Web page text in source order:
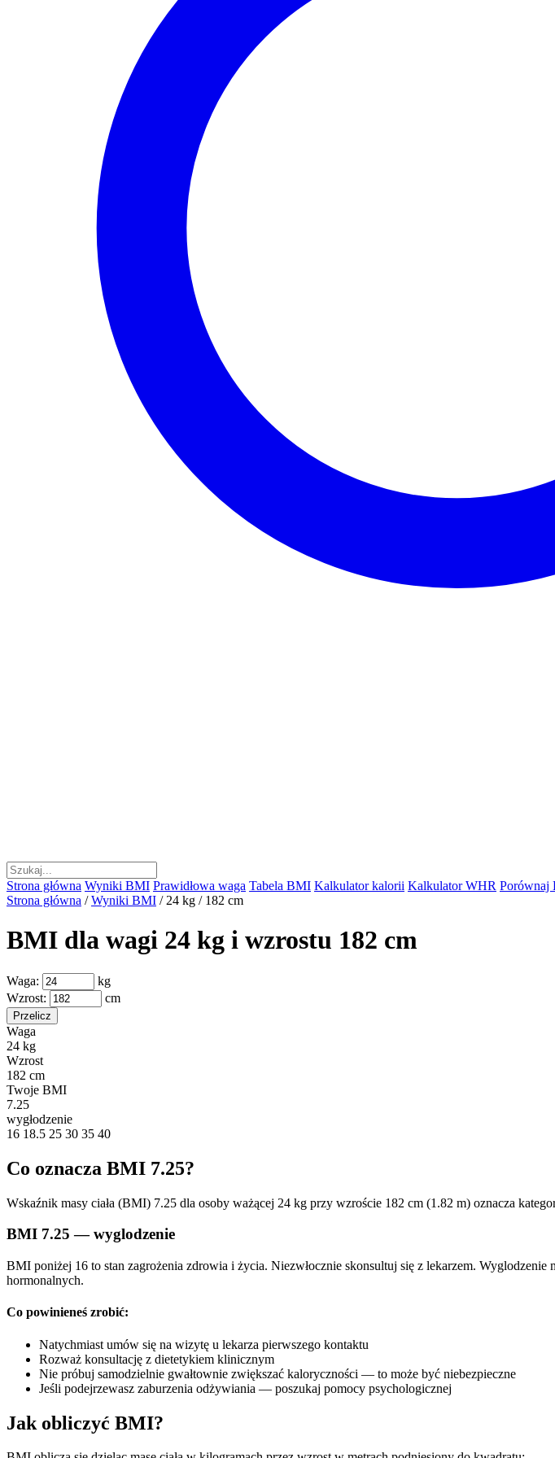
Strona główna Wyniki BMI Prawidłowa waga Tabela BMI Kalkulator kalorii Kalkulator WHR Porównaj
Strona główna / Wyniki BMI / 24 kg / 182 cm
BMI dla wagi 24 kg i wzrostu 182 cm
Waga:
kg
Wzrost:
cm
Przelicz
Waga
24 kg
Wzrost
182 cm
Twoje BMI
7.25
wygłodzenie
16 18.5 25 30 35 40
Co oznacza BMI 7.25?
Wskaźnik masy ciała (BMI) 7.25 dla osoby ważącej 24 kg przy wzroście 182 cm (1.82 m) oznacza
BMI 7.25 — wyglodzenie
BMI poniżej 16 to stan zagrożenia zdrowia i życia. Niezwłocznie skonsultuj się z lekarzem.
hormonalnych.
Co powinieneś zrobić:
Natychmiast umów się na wizytę u lekarza pierwszego kontaktu
Rozważ konsultację z dietetykiem klinicznym
Nie próbuj samodzielnie gwałtownie zwiększać kaloryczności — to może być niebezpieczne
Jeśli podejrzewasz zaburzenia odżywiania — poszukaj pomocy psychologicznej
Jak obliczyć BMI?